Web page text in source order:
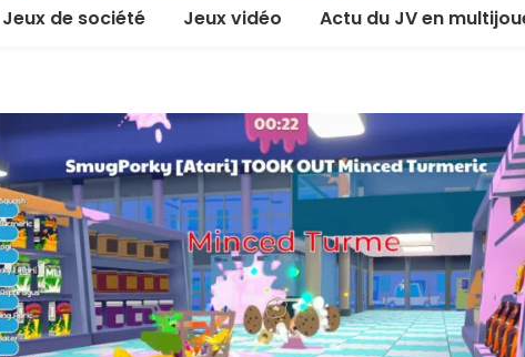
Jeux de société
2 joueurs
2 joueurs et plus
En coop’
En versus
Jeux Access+
Jeux vidéo
En versus
Local en écran partagé
En ligne
MMORPG
Par plateforme
PC
Actu du JV en